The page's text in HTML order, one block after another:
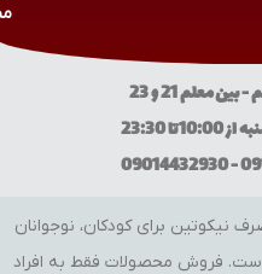
معلم 21 و 23
23:30
برای کودکان، نوجوانان
است. فروش محصولات فقط به افراد